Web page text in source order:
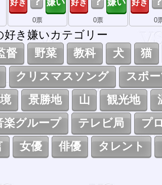
0票 0票 0
好き嫌いカテゴリー
督 野菜 教科 犬 猫
クリスマスソング スポ
景勝地 山 観光地
楽グループ テレビ局 プ
女優 俳優 タレント